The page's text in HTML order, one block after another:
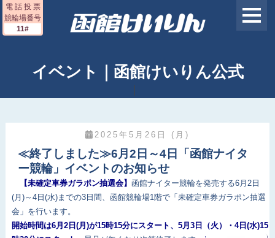
電 話 投 票
競輪場番号
11#
イベント｜函館けいりん公式
2025年5月26日 (月)
≪終了しました≫6月2日～4日「函館ナイタ
ー競輪」イベントのお知らせ
【未確定車券ガラポン抽選会】 函館ナイター競輪を発売する6月2日
(月)～4日(水)までの3日間、函館競輪場1階で「未確定車券ガラポン抽選
会」を行います。
開始時間は6月2日(月)が15時15分にスタート、5月3日（火）・4日(水)15